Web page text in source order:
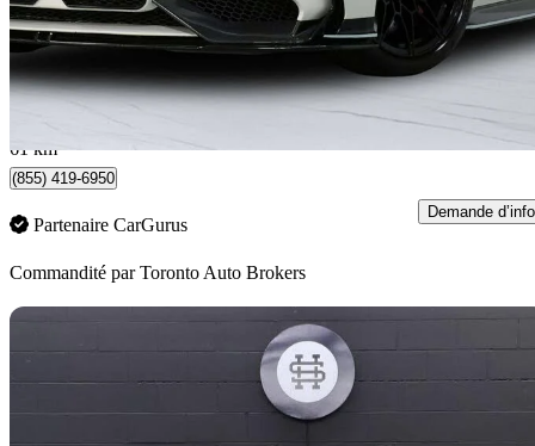
88 900 $ Affaire
1 559 $/mois env.
61 km
(855) 419-6950
Partenaire CarGurus
Demande d’info
Commandité parToronto Auto Brokers